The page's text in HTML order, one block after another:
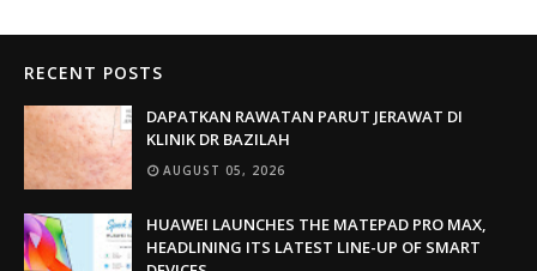
RECENT POSTS
DAPATKAN RAWATAN PARUT JERAWAT DI
KLINIK DR BAZILAH
AUGUST 05, 2026
HUAWEI LAUNCHES THE MATEPAD PRO MAX,
HEADLINING ITS LATEST LINE-UP OF SMART